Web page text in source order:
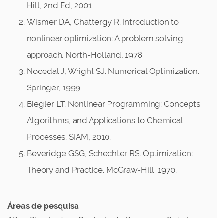
Hill, 2nd Ed, 2001
Wismer DA, Chattergy R. Introduction to
nonlinear optimization: A problem solving
approach. North-Holland, 1978
Nocedal J, Wright SJ. Numerical Optimization.
Springer, 1999
Biegler LT. Nonlinear Programming: Concepts,
Algorithms, and Applications to Chemical
Processes. SIAM, 2010.
Beveridge GSG, Schechter RS. Optimization:
Theory and Practice. McGraw-Hill, 1970.
Áreas de pesquisa